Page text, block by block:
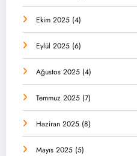
Ekim 2025 (4)
Eylül 2025 (6)
Ağustos 2025 (4)
Temmuz 2025 (7)
Haziran 2025 (8)
Mayıs 2025 (5)